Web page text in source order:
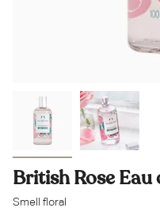
British Rose Eau
Smell floral